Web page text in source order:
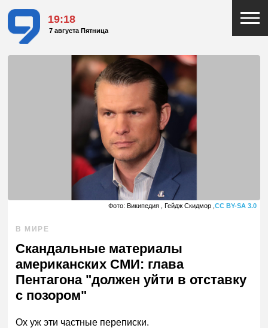
19:18
7 августа Пятница
Фото: Википедия , Гейдж Скидмор , CC BY-SA 3.0
В МИРЕ
Скандальные материалы
американских СМИ: глава
Пентагона "должен уйти в отставку
с позором"
Ох уж эти частные переписки.